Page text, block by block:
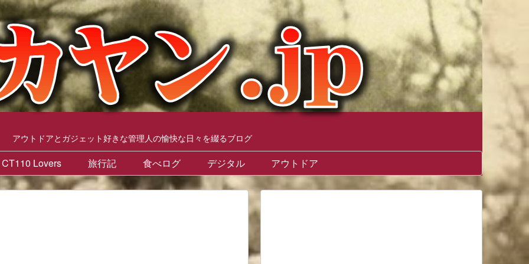
アウトドアとガジェット好きな管理人の愉快な日々を綴るブログ
CT110 Lovers 旅行記 食べログ デジタル アウトドア